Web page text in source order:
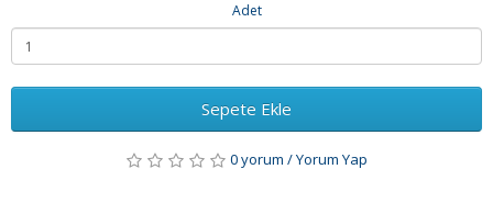
Adet
Sepete Ekle
0 yorum /Yorum Yap